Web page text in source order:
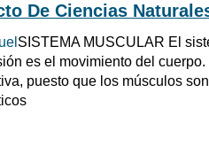
De Ciencias
SISTEMA MUSCULAR El
es el movimiento del
puesto que los músculos